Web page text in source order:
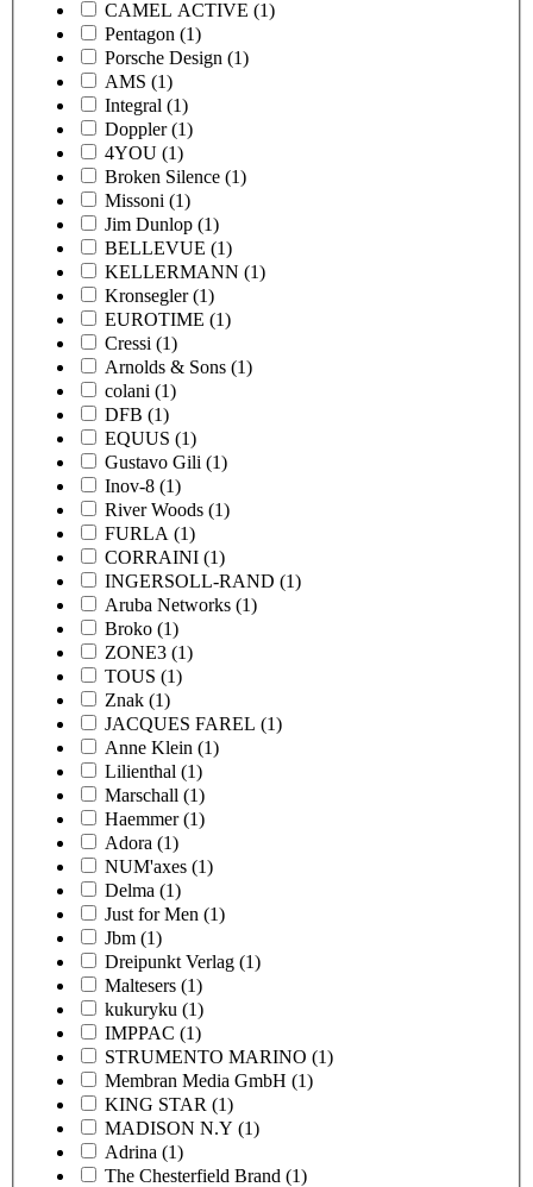
CAMEL ACTIVE (1)
Pentagon (1)
Porsche Design (1)
AMS (1)
Integral (1)
Doppler (1)
4YOU (1)
Broken Silence (1)
Missoni (1)
Jim Dunlop (1)
BELLEVUE (1)
KELLERMANN (1)
Kronsegler (1)
EUROTIME (1)
Cressi (1)
Arnolds & Sons (1)
colani (1)
DFB (1)
EQUUS (1)
Gustavo Gili (1)
Inov-8 (1)
River Woods (1)
FURLA (1)
CORRAINI (1)
INGERSOLL-RAND (1)
Aruba Networks (1)
Broko (1)
ZONE3 (1)
TOUS (1)
Znak (1)
JACQUES FAREL (1)
Anne Klein (1)
Lilienthal (1)
Marschall (1)
Haemmer (1)
Adora (1)
NUM'axes (1)
Delma (1)
Just for Men (1)
Jbm (1)
Dreipunkt Verlag (1)
Maltesers (1)
kukuryku (1)
IMPPAC (1)
STRUMENTO MARINO (1)
Membran Media GmbH (1)
KING STAR (1)
MADISON N.Y (1)
Adrina (1)
The Chesterfield Brand (1)